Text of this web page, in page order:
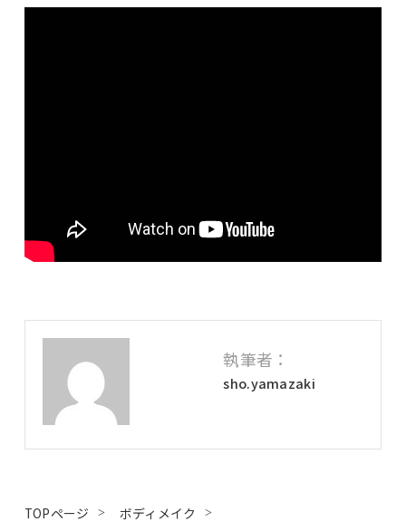
執筆者：
sho.yamazaki
TOPページ ボディメイク